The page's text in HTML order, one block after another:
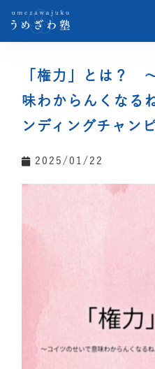
「権力」とは？
味わからんくなる
ンディングチャン
2025/01/22